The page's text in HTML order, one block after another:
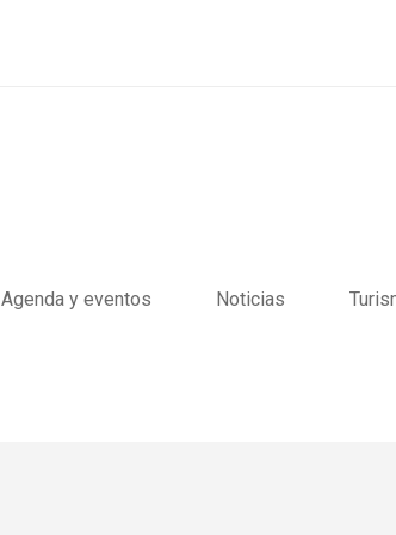
Agenda y eventos Noticias